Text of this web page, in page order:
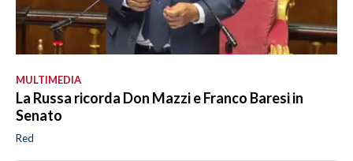
MULTIMEDIA
La Russa ricorda Don Mazzi e Franco Baresi in
Senato
Red